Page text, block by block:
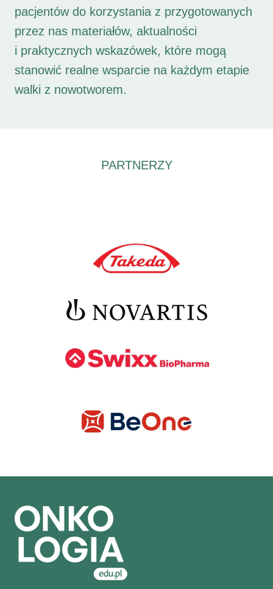
pacjentów do korzystania z przygotowanych
przez nas materiałów, aktualności
i praktycznych wskazówek, które mogą
stanowić realne wsparcie na każdym etapie
walki z nowotworem.
PARTNERZY